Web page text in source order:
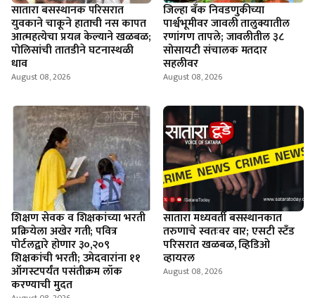
सातारा बसस्थानक परिसरात
युवकाने चाकूने हाताची नस कापत
आत्महत्येचा प्रयत्न केल्याने खळबळ;
पोलिसांची तातडीने घटनास्थळी
धाव
August 08, 2026
जिल्हा बँक निवडणुकीच्या
पार्श्वभूमीवर जावली तालुक्यातील
रणांगण तापले; जावलीतील ३८
सोसायटी संचालक मतदार
सहलीवर
August 08, 2026
शिक्षण सेवक व शिक्षकांच्या भरती
प्रक्रियेला अखेर गती; पवित्र
पोर्टलद्वारे होणार ३०,२०९
शिक्षकांची भरती; उमेदवारांना ११
ऑगस्टपर्यंत पसंतीक्रम लॉक
करण्याची मुदत
सातारा मध्यवर्ती बसस्थानकात
तरुणाचे स्वतःवर वार; एसटी स्टँड
परिसरात खळबळ, व्हिडिओ
व्हायरल
August 08, 2026